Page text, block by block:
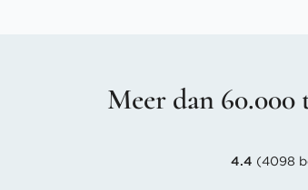
Meer dan
4.4 (4098